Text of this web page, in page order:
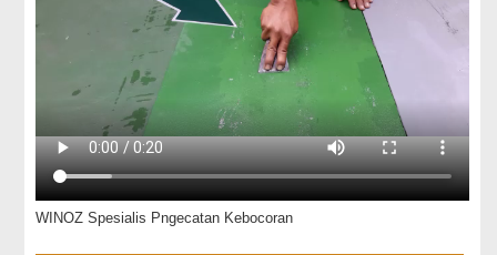
WINOZ Spesialis Pngecatan Kebocoran